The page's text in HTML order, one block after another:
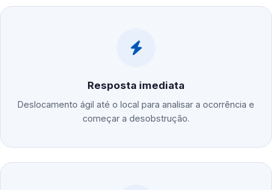
Resposta imediata
Deslocamento ágil até o local para analisar a ocorrência e
começar a desobstrução.